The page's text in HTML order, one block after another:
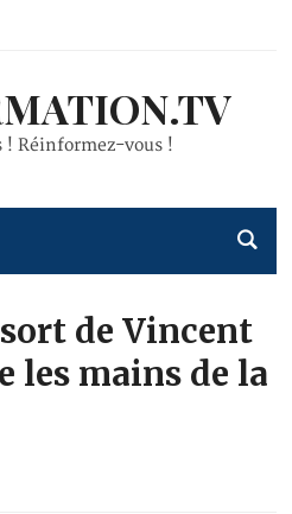
Réinformez-vous !
de Vincent
les mains de la